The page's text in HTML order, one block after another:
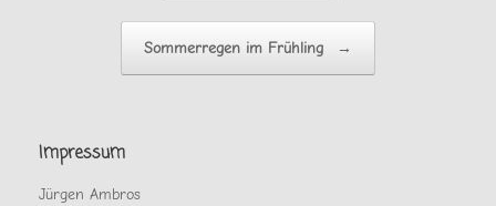
Sommerregen im Frühling →
Impressum
Jürgen Ambros